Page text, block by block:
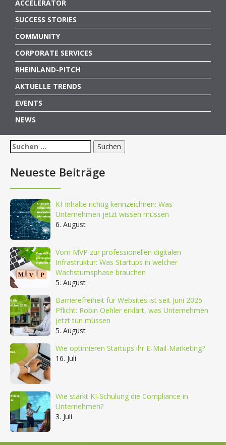
ACCELERATOR
SUCCESS STORIES
COMMUNITY
CORPORATE SERVICES
RHEINLAND-PITCH
AKTUELLE TRENDS
EVENTS
NEWS
Suchen
nach:
Neueste Beiträge
KI-Inhalte richtig kennzeichnen: Was
Unternehmen jetzt wissen müssen
6. August
Vom MVP zur professionellen digitalen
Infrastruktur: Was Startups in welcher
Wachstumsphase brauchen
5. August
Barrierefreiheit für Websites ist seit Juni 2025
Pflicht: Robin Oehler erklärt, was Unternehmen
jetzt tun müssen
5. August
Wie optimieren Startups ihr E-Mail-Marketing?
16. Juli
Wie stärkt KI-Schulung die Compliance in
Unternehmen?
3. Juli